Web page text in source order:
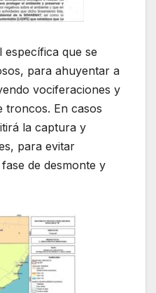
específica que se
para ahuyentar a
vociferaciones y
troncos. En casos
la captura y
para evitar
de desmonte y